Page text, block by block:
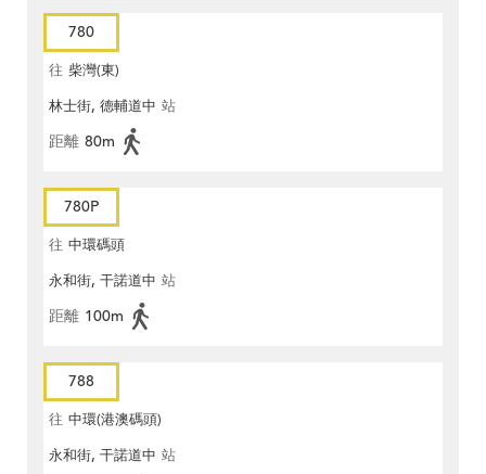
780
往 柴灣(東)
林士街, 德輔道中 站
距離 80m
780P
往 中環碼頭
永和街, 干諾道中 站
距離 100m
788
往 中環(港澳碼頭)
永和街, 干諾道中 站